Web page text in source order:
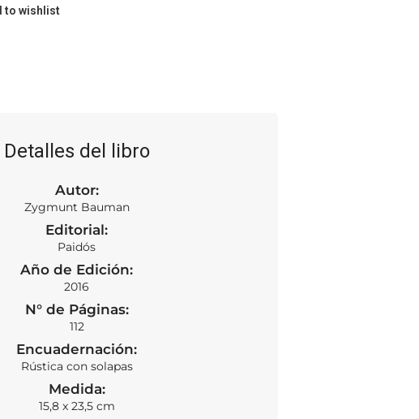
to wishlist
Detalles del libro
Autor:
Zygmunt Bauman
Editorial:
Paidós
Año de Edición:
2016
N° de Páginas:
112
Encuadernación:
Rústica con solapas
Medida:
15,8 x 23,5 cm